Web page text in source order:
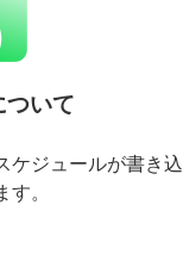
ついて
ケジュールが書き込
。